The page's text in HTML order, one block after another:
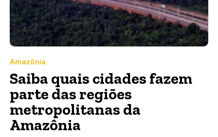
Amazônia
Saiba quais cidades fazem
parte das regiões
metropolitanas da
Amazônia